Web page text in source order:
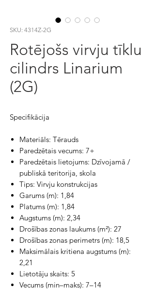
SKU: 4314Z-2G
Rotējošs virvju tīklu
cilindrs Linarium
(2G)
Specifikācija
Materiāls: Tērauds
Paredzētais vecums: 7+
Paredzētais lietojums: Dzīvojamā /
publiskā teritorija, skola
Tips: Virvju konstrukcijas
Garums (m): 1,84
Platums (m): 1,84
Augstums (m): 2,34
Drošības zonas laukums (m²): 27
Drošības zonas perimetrs (m): 18,5
Maksimālais kritiena augstums (m):
2,21
Lietotāju skaits: 5
Vecums (min–maks): 7–14